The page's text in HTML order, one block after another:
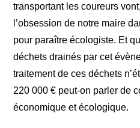
transportant les coureurs
l’obsession de notre maire
pour paraître écologiste. Et
déchets drainés par cet
traitement de ces déchets
220 000 € peut-on parler de
économique et écologique.